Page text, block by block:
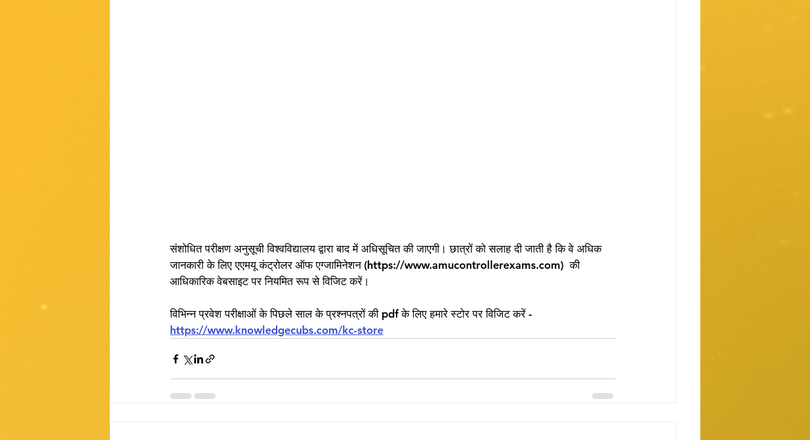
संशोधित परीक्षण अनुसूची विश्वविद्यालय द्वारा बाद में अधिसूचित की जाएगी। छात्रों को सलाह दी जाती है कि वे अधिक
जानकारी के लिए एएमयू कंट्रोलर ऑफ एग्जामिनेशन (https://www.amucontrollerexams.com)  की
आधिकारिक वेबसाइट पर नियमित रूप से विजिट करें।
विभिन्न प्रवेश परीक्षाओं के पिछले साल के प्रश्नपत्रों की pdf के लिए हमारे स्टोर पर विजिट करें -
https://www.knowledgecubs.com/kc-store